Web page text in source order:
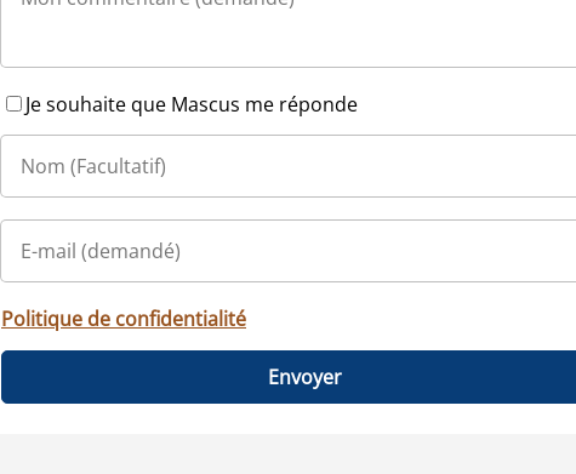
Je souhaite que Mascus me réponde
Politique de confidentialité
Envoyer